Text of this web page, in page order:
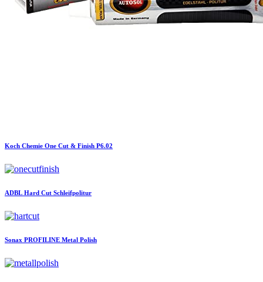
Koch Chemie One Cut & Finish P6.02
ADBL Hard Cut Schleifpolitur
Sonax PROFILINE Metal Polish